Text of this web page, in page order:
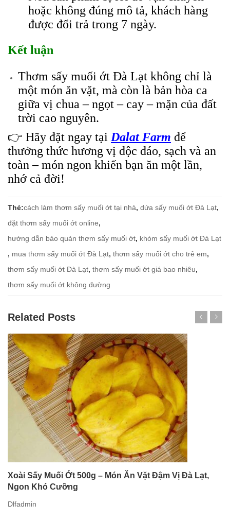
hoặc không đúng mô tả, khách hàng
được đổi trả trong 7 ngày.
Kết luận
Thơm sấy muối ớt Đà Lạt không chỉ là
một món ăn vặt, mà còn là bản hòa ca
giữa vị chua – ngọt – cay – mặn của đất
trời cao nguyên.
👉 Hãy đặt ngay tại Dalat Farm để
thưởng thức hương vị độc đáo, sạch và an
toàn – món ngon khiến bạn ăn một lần,
nhớ cả đời!
Thẻ:cách làm thơm sấy muối ớt tại nhà, dứa sấy muối ớt Đà Lạt,
đặt thơm sấy muối ớt online,
hướng dẫn bảo quản thơm sấy muối ớt, khóm sấy muối ớt Đà Lạt
, mua thơm sấy muối ớt Đà Lạt, thơm sấy muối ớt cho trẻ em,
thơm sấy muối ớt Đà Lạt, thơm sấy muối ớt giá bao nhiêu,
thơm sấy muối ớt không đường
Related Posts
Xoài Sấy Muối Ớt 500g – Món Ăn Vặt Đậm Vị Đà Lạt,
Ngon Khó Cưỡng
Dlfadmin